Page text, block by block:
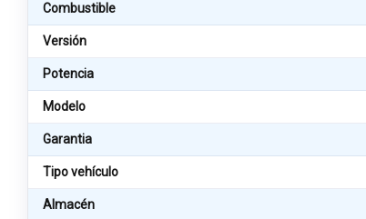
Combustible
Versión
Potencia
Modelo
Garantia
Tipo vehículo
Almacén